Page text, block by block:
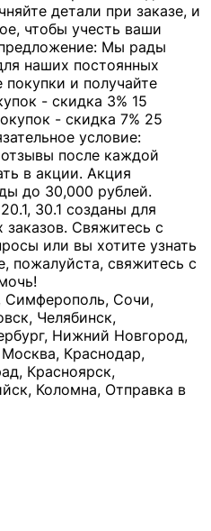
детали при заказе, и
чтобы учесть ваши
Мы рады
наших постоянных
и получайте
- скидка 3% 15
- скидка 7% 25
условие:
после каждой
в акции. Акция
до 30,000 рублей.
30.1 созданы для
Свяжитесь с
или вы хотите узнать
пожалуйста, свяжитесь с
Симферополь, Сочи,
Челябинск,
Нижний Новгород,
Краснодар,
Красноярск,
Коломна, Отправка в